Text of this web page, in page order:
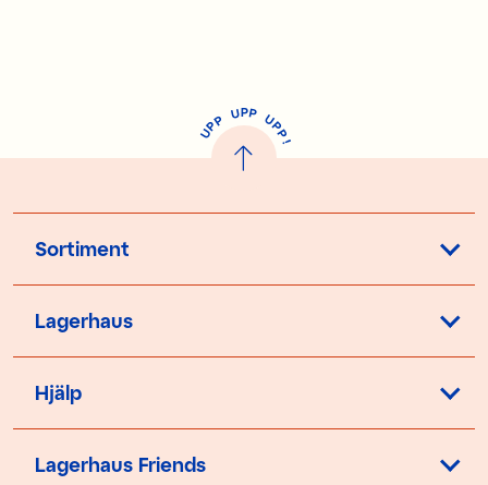
U
P
P UPP UP
P
!
Sortiment
Lagerhaus
Hjälp
Lagerhaus Friends